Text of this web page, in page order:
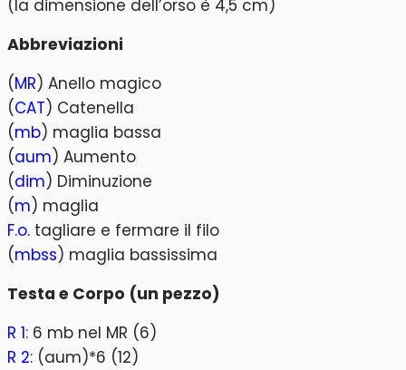
(la dimensione dell’orso è 4,5 cm)
Abbreviazioni
(MR) Anello magico
(CAT) Catenella
(mb) maglia bassa
(aum) Aumento
(dim) Diminuzione
(m) maglia
F.o. tagliare e fermare il filo
(mbss) maglia bassissima
Testa e Corpo (un pezzo)
R 1: 6 mb nel MR (6)
R 2: (aum)*6 (12)